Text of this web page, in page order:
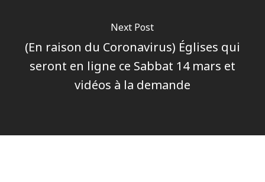
Next Post
(En raison du Coronavirus) Églises qui
seront en ligne ce Sabbat 14 mars et
vidéos à la demande